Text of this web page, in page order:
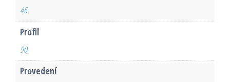
46
Profil
90
Provedení